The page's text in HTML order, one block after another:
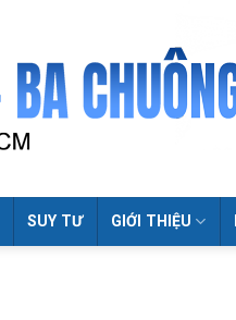
SUY TƯ GIỚI THIỆU